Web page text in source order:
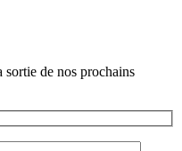
de nos prochains